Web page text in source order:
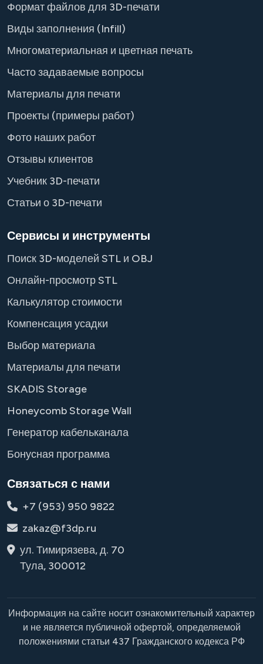
Формат файлов для 3D-печати
Виды заполнения (Infill)
Многоматериальная и цветная печать
Часто задаваемые вопросы
Материалы для печати
Проекты (примеры работ)
Фото наших работ
Отзывы клиентов
Учебник 3D-печати
Статьи о 3D-печати
Сервисы и инструменты
Поиск 3D-моделей STL и OBJ
Онлайн-просмотр STL
Калькулятор стоимости
Компенсация усадки
Выбор материала
Материалы для печати
SKADIS Storage
Honeycomb Storage Wall
Генератор кабельканала
Бонусная программа
Связаться с нами
+7 (953) 950 9822
zakaz@f3dp.ru
ул. Тимирязева, д. 70
Тула, 300012
Информация на сайте носит ознакомительный характер
и не является публичной офертой, определяемой
положениями статьи 437 Гражданского кодекса РФ